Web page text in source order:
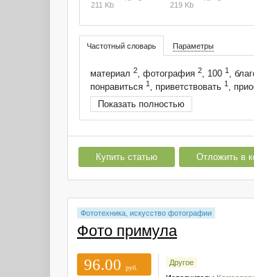
211 Kb
219 Kb
Частотный словарь Параметры
материал 2, фотография 2, 100 1,
понравиться 1, приветствовать 1,
Показать полностью
Купить статью Отложить в
Фототехника, искусство фотографии
Фото примула
96.00
руб.
Другое